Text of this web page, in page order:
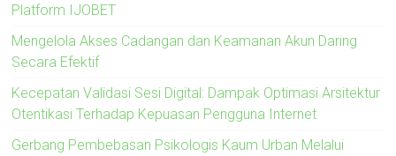
Platform IJOBET
Mengelola Akses Cadangan dan Keamanan Akun Daring
Secara Efektif
Kecepatan Validasi Sesi Digital: Dampak Optimasi Arsitektur
Otentikasi Terhadap Kepuasan Pengguna Internet
Gerbang Pembebasan Psikologis Kaum Urban Melalui